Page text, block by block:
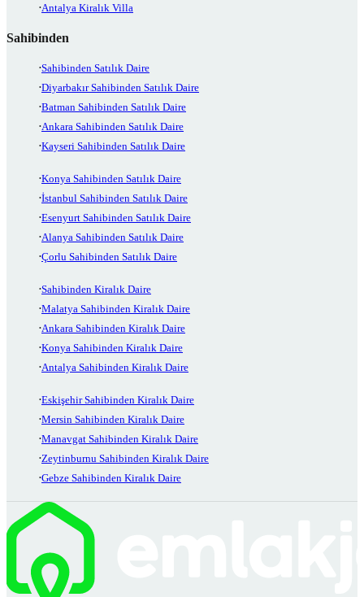
Antalya Kiralık Villa
Sahibinden
Sahibinden Satılık Daire
Diyarbakır Sahibinden Satılık Daire
Batman Sahibinden Satılık Daire
Ankara Sahibinden Satılık Daire
Kayseri Sahibinden Satılık Daire
Konya Sahibinden Satılık Daire
İstanbul Sahibinden Satılık Daire
Esenyurt Sahibinden Satılık Daire
Alanya Sahibinden Satılık Daire
Çorlu Sahibinden Satılık Daire
Sahibinden Kiralık Daire
Malatya Sahibinden Kiralık Daire
Ankara Sahibinden Kiralık Daire
Konya Sahibinden Kiralık Daire
Antalya Sahibinden Kiralık Daire
Eskişehir Sahibinden Kiralık Daire
Mersin Sahibinden Kiralık Daire
Manavgat Sahibinden Kiralık Daire
Zeytinburnu Sahibinden Kiralık Daire
Gebze Sahibinden Kiralık Daire